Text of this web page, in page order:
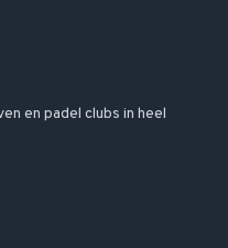
en padel clubs in heel